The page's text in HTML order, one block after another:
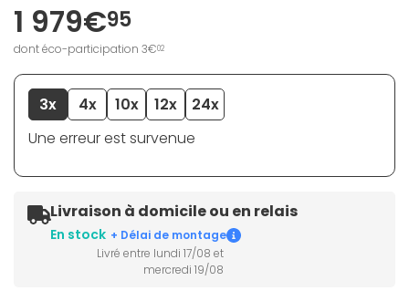
1 979€95
dont éco-participation 3€02
3x 4x 10x 12x
24x
Une erreur est survenue
Livraison à domicile ou en relais
En stock + Délai de montage
Livré entre lundi 17/08 et
mercredi 19/08